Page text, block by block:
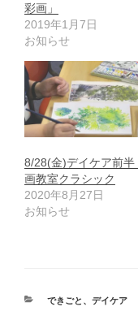
彩画」
2019年1月7日
お知らせ
8/28(金)デイケア前半
画教室クラシック
2020年8月27日
お知らせ
カ
できごと 、 デイケア